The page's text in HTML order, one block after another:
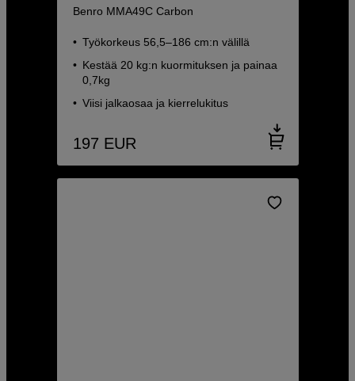
Benro MMA49C Carbon
Työkorkeus 56,5–186 cm:n välillä
Kestää 20 kg:n kuormituksen ja painaa
0,7kg
Viisi jalkaosaa ja kierrelukitus
197 EUR